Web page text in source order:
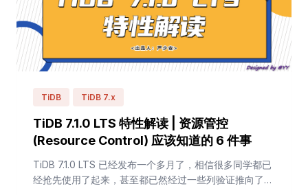
TiDB TiDB 7.x
TiDB 7.1.0 LTS 特性解读 | 资源管控
(Resource Control) 应该知道的 6 件事
TiDB 7.1.0 LTS 已经发布一个多月了，相信很多同学都已
经抢先使用了起来，甚至都已然经过一些列验证推向了生